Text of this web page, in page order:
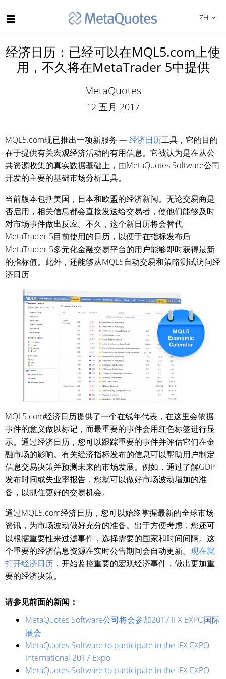
ZH
经济日历：已经可以在MQL5.com上使
用，不久将在MetaTrader 5中提供
MetaQuotes
12 五月 2017
MQL5.com现已推出一项新服务 —经济日历工具，它的目的
在于提供有关宏观经济活动的有用信息。它被认为是在从公
共资源收集的真实数据基础上，由MetaQuotes Software公司
开发的主要的基础市场分析工具。
当前版本包括美国，日本和欧盟的经济新闻。无论交易商是
否启用，相关信息都会直接发送给交易者，使他们能够及时
对市场事件做出反应。不久，这个新日历将会替代
MetaTrader 5目前使用的日历，以便于在指标发布后
MetaTrader 5多元化金融交易平台的用户能够即时获得最新
的指标值。此外，还能够从MQL5自动交易和策略测试访问经
济日历
MQL5.com经济日历提供了一个在线年代表，在这里会依据
事件的意义做以标记，而最重要的事件会用红色标签进行显
示。通过经济日历，您可以跟踪重要的事件并评估它们在金
融市场的影响。有关经济指标发布的信息可以帮助用户制定
信息交易决策并预测未来的市场发展。例如，通过了解GDP
发布时间或失业率报告，您就可以做好市场波动增加的准
备，以抓住更好的交易机会。
通过MQL5.com经济日历，您可以始终掌握最新的全球市场
资讯，为市场波动做好充分的准备。出于方便考虑，您还可
以根据重要性来过滤事件，选择需要的国家和时间间隔。这
个重要的经济信息资源在实时公告期间会自动更新。 现在就
打开经济日历 ，开始监控重要的宏观经济事件，做出更加重
要的经济决策。
请参见前面的新闻：
MetaQuotes Software公司将会参加2017 iFX EXPO国际
展会
MetaQuotes Software to participate in the iFX EXPO
International 2017 Expo
MetaQuotes Software to participate in the iFX EXPO